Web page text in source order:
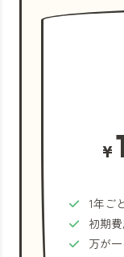
¥
1年ご
初期
万が